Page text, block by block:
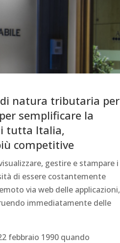
di natura tributaria per
semplificare la
tutta Italia,
competitive
gestire e stampare i
di essere costantemente
via web delle applicazioni,
immediatamente delle
febbraio 1990 quando